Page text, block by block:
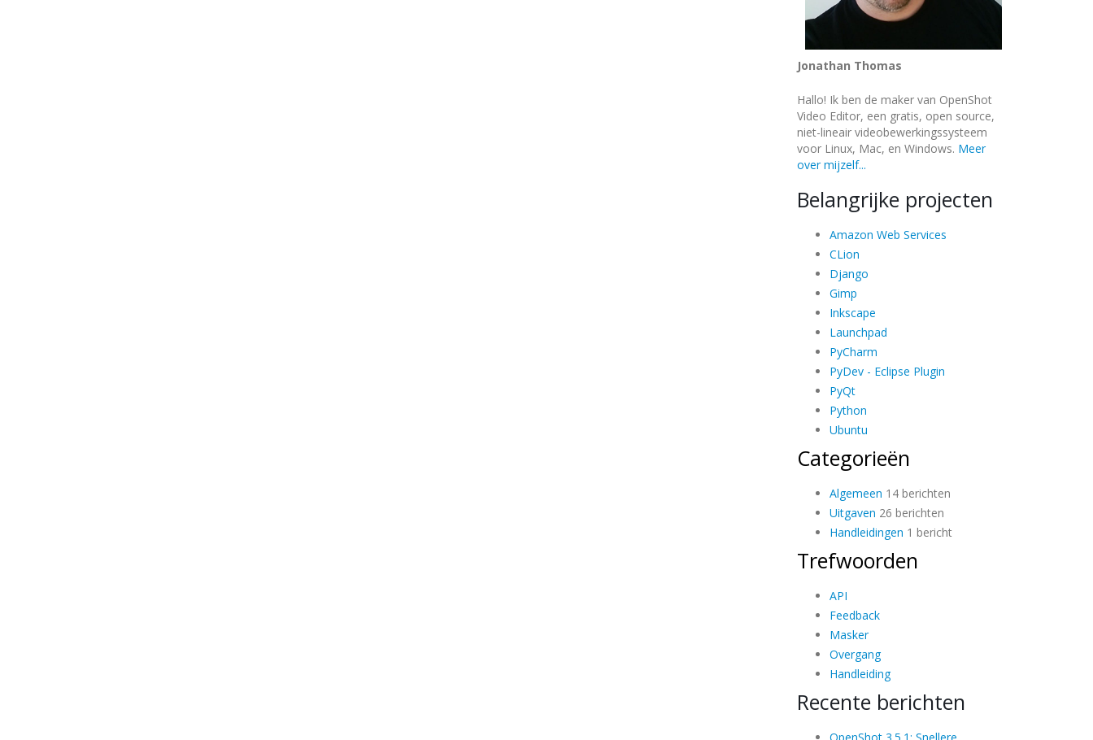
Jonathan Thomas
Hallo! Ik ben de maker van OpenShot
Video Editor, een gratis, open source,
niet-lineair videobewerkingssysteem
voor Linux, Mac, en Windows. Meer
over mijzelf...
Belangrijke projecten
Amazon Web Services
CLion
Django
Gimp
Inkscape
Launchpad
PyCharm
PyDev - Eclipse Plugin
PyQt
Python
Ubuntu
Categorieën
Algemeen 14 berichten
Uitgaven 26 berichten
Handleidingen 1 bericht
Trefwoorden
API
Feedback
Masker
Overgang
Handleiding
Recente berichten
OpenShot 3.5.1: Snellere